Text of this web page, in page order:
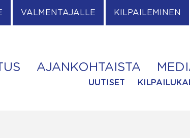
VALMENTAJALLE KILPAILEMINEN
AJANKOHTAISTA
UUTISET